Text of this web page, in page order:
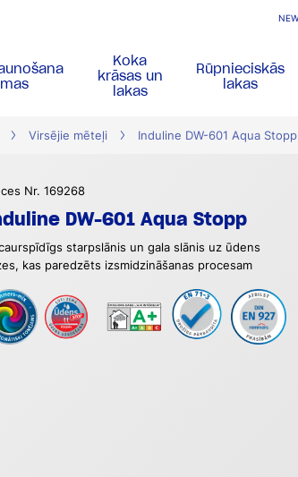
Koka
krāsas un
lakas
Rūpnieciskās
lakas
Virsējie mēteļi Induline DW-601 Aqua Stopp
Nr. 169268
DW-601 Aqua Stopp
starpslānis un gala slānis uz ūdens
kas paredzēts izsmidzināšanas procesam